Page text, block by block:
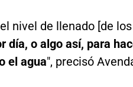
nivel de llenado [de
día, o algo así, para
el agua", precisó